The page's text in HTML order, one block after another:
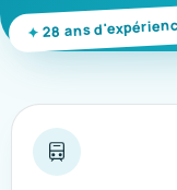
28 ans